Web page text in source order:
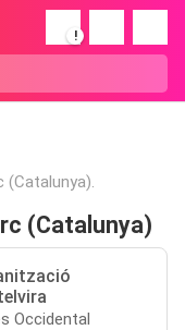
!
(Catalunya).
(Catalunya)
Occidental